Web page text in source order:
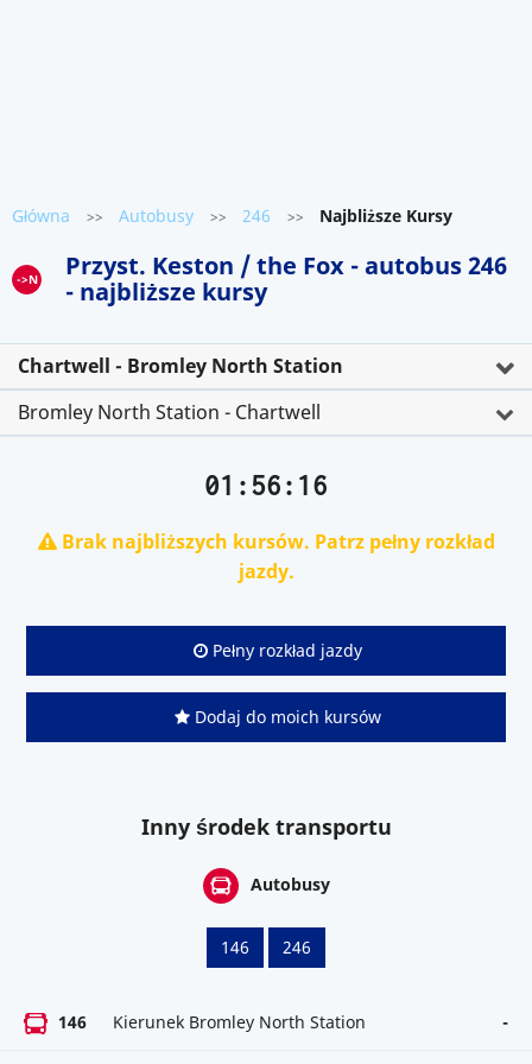
Główna >> Autobusy >> 246 >> Najbliższe Kursy
->N
Przyst. Keston / the Fox - autobus 246
- najbliższe kursy
Chartwell - Bromley North Station
Bromley North Station - Chartwell
01:56:16
Brak najbliższych kursów. Patrz pełny rozkład
jazdy.
Pełny rozkład jazdy
Dodaj do moich kursów
Inny środek transportu
Autobusy
146 246
146 Kierunek Bromley North Station -